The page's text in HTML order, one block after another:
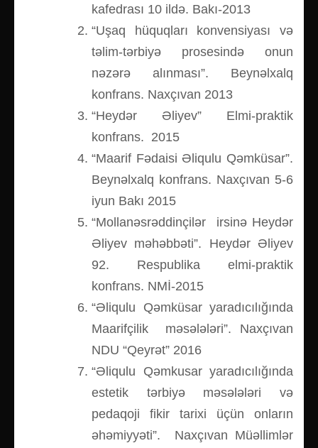
kafedrası 10 ildə. Bakı-2013
“Uşaq hüquqları konvensiyası və
təlim-tərbiyə prosesində onun
nəzərə alınması”. Beynəlxalq
konfrans. Naxçıvan 2013
“Heydər Əliyev” Elmi-praktik
konfrans. 2015
“Maarif Fədaisi Əliqulu Qəmküsar”.
Beynəlxalq konfrans. Naxçıvan 5-6
iyun Bakı 2015
“Mollanəsrəddinçilər irsinə Heydər
Əliyev məhəbbəti”. Heydər Əliyev
92. Respublika elmi-praktik
konfrans. NMİ-2015
“Əliqulu Qəmküsar yaradıcılığında
Maarifçilik məsələləri”. Naxçıvan
NDU “Qeyrət” 2016
“Əliqulu Qəmkusar yaradıcılığında
estetik tərbiyə məsələləri və
pedaqoji fikir tarixi üçün onların
əhəmiyyəti”. Naxçıvan Müəllimlər